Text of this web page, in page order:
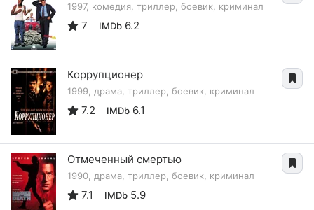
1997, комедия, триллер, боевик, криминал
7 IMDb 6.2
Коррупционер
1999, драма, триллер, боевик, криминал
7.2 IMDb 6.1
Отмеченный смертью
1990, драма, триллер, боевик, криминал
7.1 IMDb 5.9